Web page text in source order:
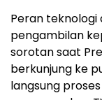
Peran teknologi
pengambilan
sorotan saat
berkunjung ke
langsung